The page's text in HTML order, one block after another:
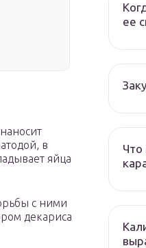
в
яйца
с ними
декариса
ее
Что